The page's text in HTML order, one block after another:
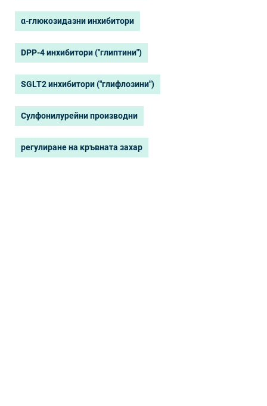
α-глюкозидазни инхибитори
DPP-4 инхибитори ("глиптини")
SGLT2 инхибитори ("глифлозини")
Сулфонилурейни производни
регулиране на кръвната захар